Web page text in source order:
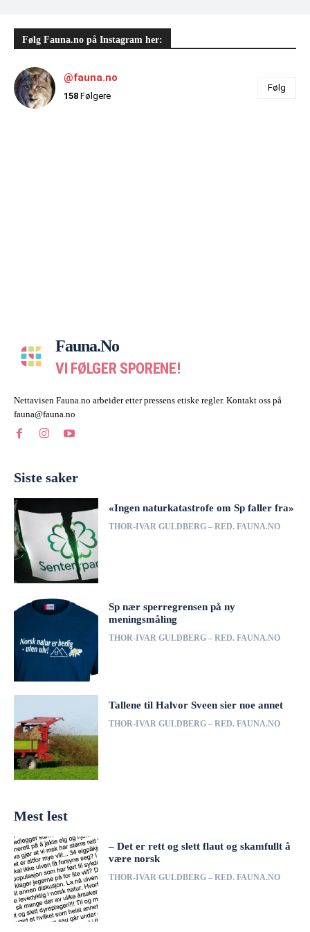
Følg Fauna.no på Instagram her:
@fauna.no
158 Følgere
Følg
Fauna.no
VI FØLGER SPORENE!
Nettavisen Fauna.no arbeider etter pressens etiske regler. Kontakt oss på
fauna@fauna.no
Siste saker
«Ingen naturkatastrofe om Sp faller fra»
THOR-IVAR GULDBERG – RED. FAUNA.NO
Sp nær sperregrensen på ny
meningsmåling
THOR-IVAR GULDBERG – RED. FAUNA.NO
Tallene til Halvor Sveen sier noe annet
THOR-IVAR GULDBERG – RED. FAUNA.NO
Mest lest
– Det er rett og slett flaut og skamfullt å
være norsk
THOR-IVAR GULDBERG – RED. FAUNA.NO